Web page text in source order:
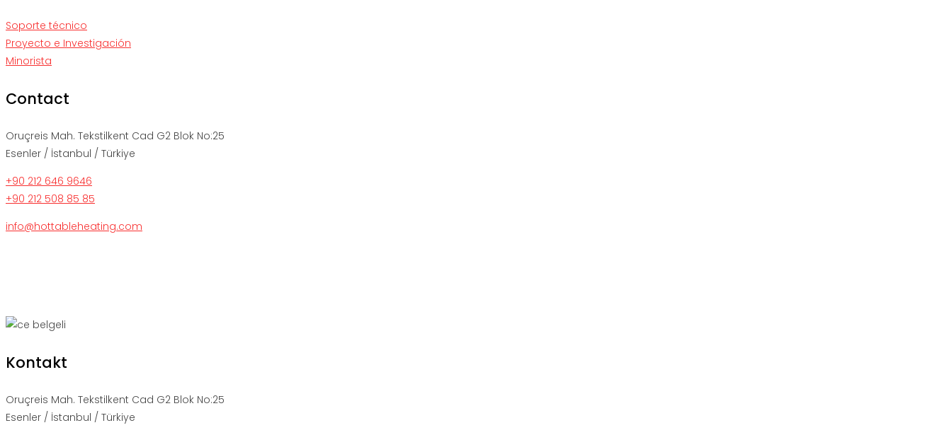
Soporte técnico
Proyecto e Investigación
Minorista
Contact
Oruçreis Mah. Tekstilkent Cad G2 Blok No:25
Esenler / İstanbul / Türkiye
+90 212 646 9646
+90 212 508 85 85
info@hottableheating.com
Kontakt
Oruçreis Mah. Tekstilkent Cad G2 Blok No:25
Esenler / İstanbul / Türkiye